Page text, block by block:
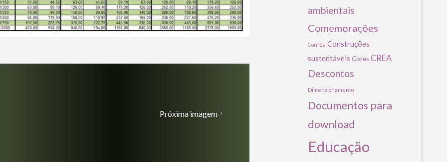
Próxima imagem
ambientais
Comemorações
Confea Construções
sustentáveis Cores CREA
Descontos
Dimensionamento
Documentos para
download
Educação